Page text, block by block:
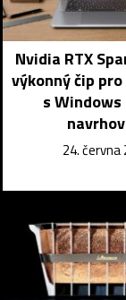
Nvidia RTX
výkonný čip
s Windows
24. června